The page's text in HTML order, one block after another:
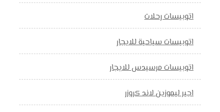
اتوبيسات رحلات
اتوبيسات سياحية للايجار
اتوبيسات مرسيدس للايجار
اجير ليموزين لاند كروزر